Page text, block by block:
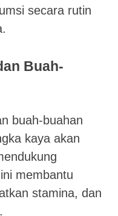
secara rutin
Buah-
buah-buahan
kaya akan
membantu
stamina, dan